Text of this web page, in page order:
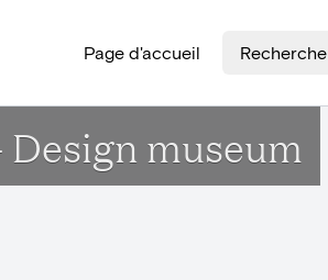
Page d'accueil Recherche
museum